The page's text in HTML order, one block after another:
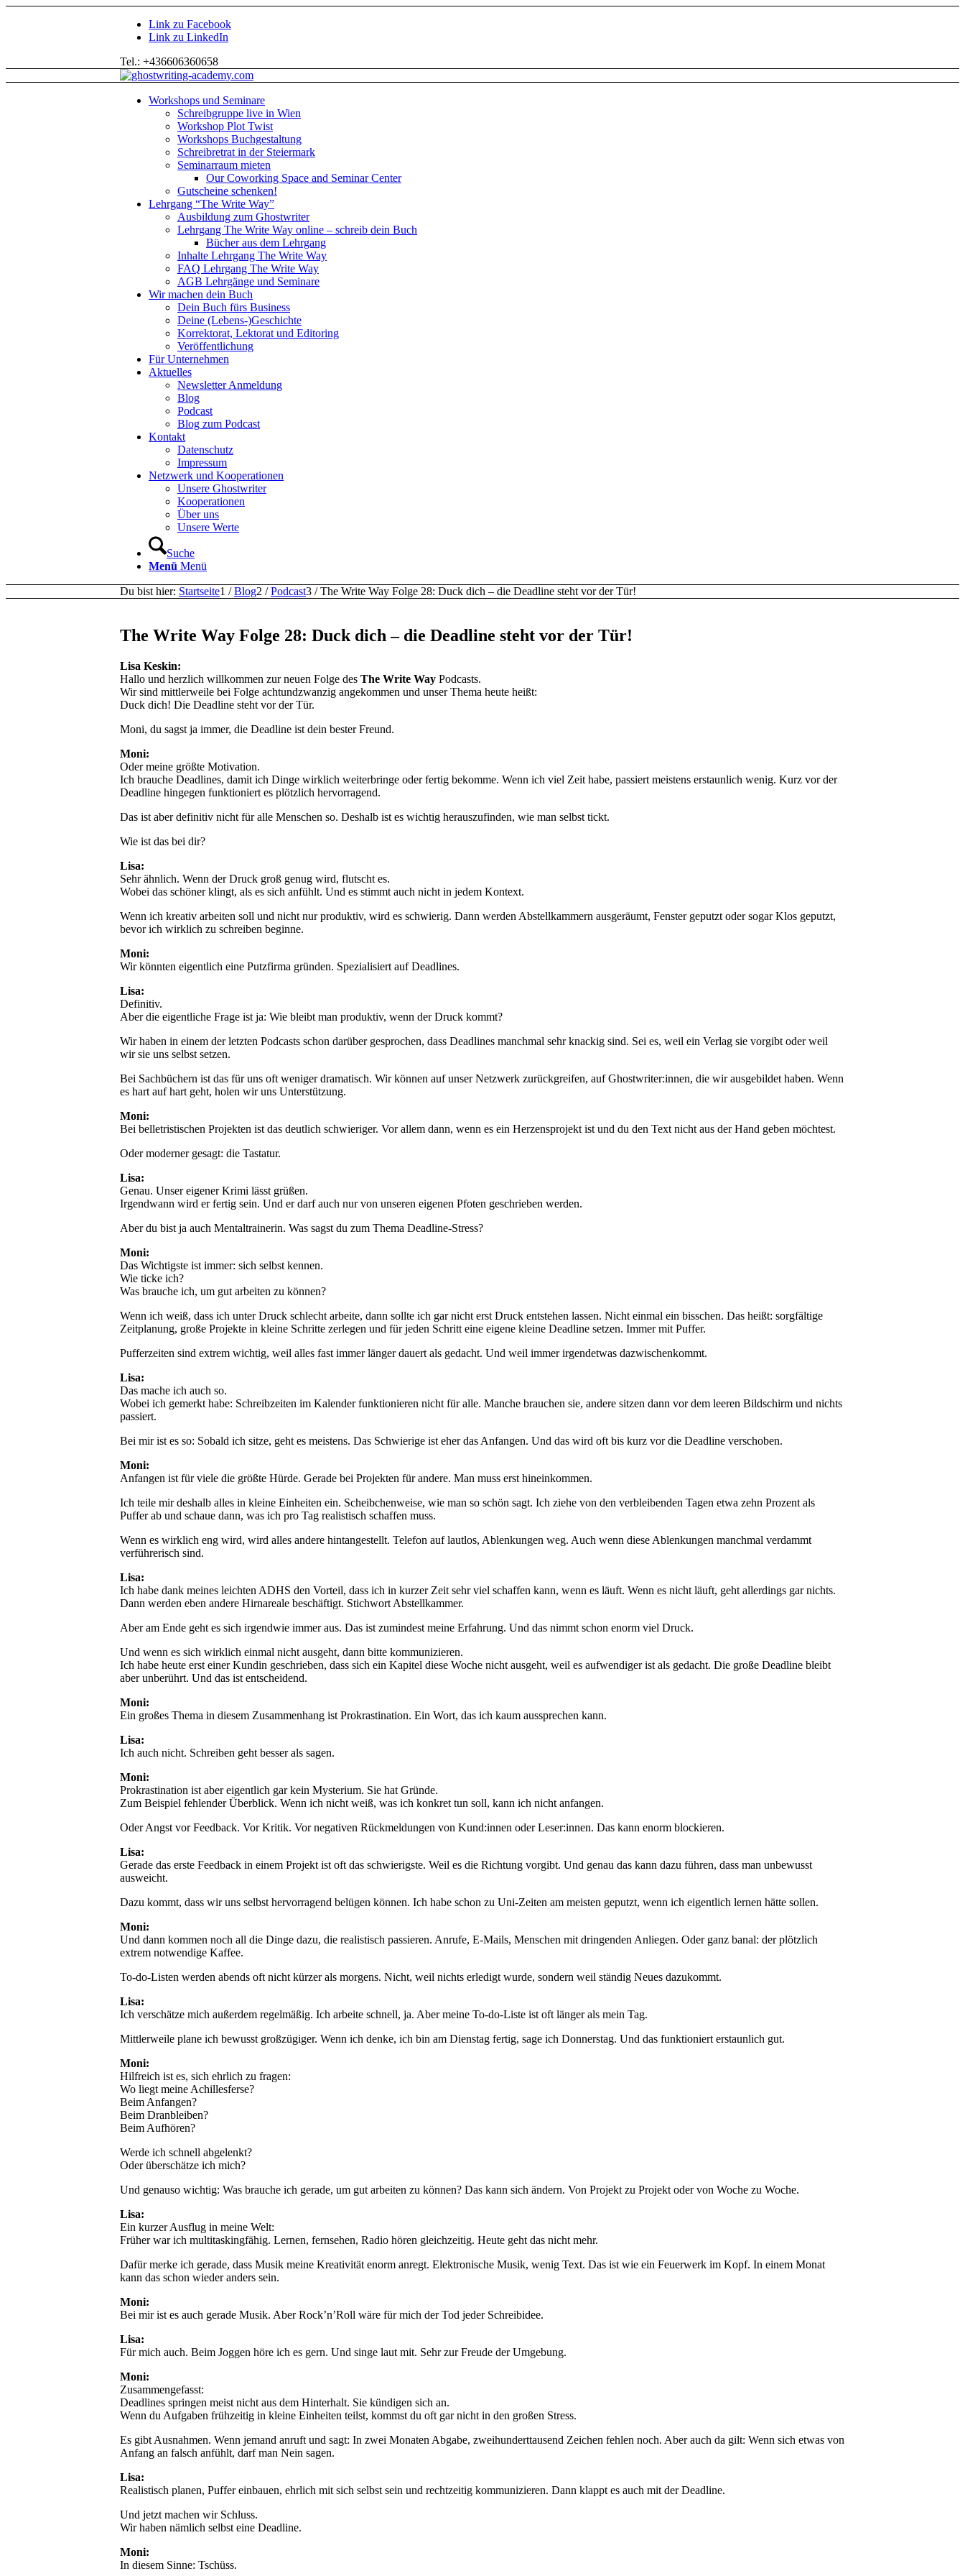
Link zu Facebook
Link zu LinkedIn
Tel.: +436606360658
Workshops und Seminare
Schreibgruppe live in Wien
Workshop Plot Twist
Workshops Buchgestaltung
Schreibretrat in der Steiermark
Seminarraum mieten
Our Coworking Space and Seminar Center
Gutscheine schenken!
Lehrgang “The Write Way”
Ausbildung zum Ghostwriter
Lehrgang The Write Way online – schreib dein Buch
Bücher aus dem Lehrgang
Inhalte Lehrgang The Write Way
FAQ Lehrgang The Write Way
AGB Lehrgänge und Seminare
Wir machen dein Buch
Dein Buch fürs Business
Deine (Lebens-)Geschichte
Korrektorat, Lektorat und Editoring
Veröffentlichung
Für Unternehmen
Aktuelles
Newsletter Anmeldung
Blog
Podcast
Blog zum Podcast
Kontakt
Datenschutz
Impressum
Netzwerk und Kooperationen
Unsere Ghostwriter
Kooperationen
Über uns
Unsere Werte
Suche
Menü Menü
Du bist hier: Startseite1 / Blog2 / Podcast3 / The Write Way Folge 28: Duck dich – die Deadline steht vor der Tür!
The Write Way Folge 28: Duck dich – die Deadline steht vor der Tür!
Lisa Keskin:
Hallo und herzlich willkommen zur neuen Folge des The Write Way Podcasts.
Wir sind mittlerweile bei Folge achtundzwanzig angekommen und unser Thema heute heißt:
Duck dich! Die Deadline steht vor der Tür.
Moni, du sagst ja immer, die Deadline ist dein bester Freund.
Moni:
Oder meine größte Motivation.
Ich brauche Deadlines, damit ich Dinge wirklich weiterbringe oder fertig bekomme. Wenn ich viel Zeit habe, passiert meistens erstaunlich wenig. Kurz vor der
Deadline hingegen funktioniert es plötzlich hervorragend.
Das ist aber definitiv nicht für alle Menschen so. Deshalb ist es wichtig herauszufinden, wie man selbst tickt.
Wie ist das bei dir?
Lisa:
Sehr ähnlich. Wenn der Druck groß genug wird, flutscht es.
Wobei das schöner klingt, als es sich anfühlt. Und es stimmt auch nicht in jedem Kontext.
Wenn ich kreativ arbeiten soll und nicht nur produktiv, wird es schwierig. Dann werden Abstellkammern ausgeräumt, Fenster geputzt oder sogar Klos geputzt,
bevor ich wirklich zu schreiben beginne.
Moni:
Wir könnten eigentlich eine Putzfirma gründen. Spezialisiert auf Deadlines.
Lisa:
Definitiv.
Aber die eigentliche Frage ist ja: Wie bleibt man produktiv, wenn der Druck kommt?
Wir haben in einem der letzten Podcasts schon darüber gesprochen, dass Deadlines manchmal sehr knackig sind. Sei es, weil ein Verlag sie vorgibt oder weil
wir sie uns selbst setzen.
Bei Sachbüchern ist das für uns oft weniger dramatisch. Wir können auf unser Netzwerk zurückgreifen, auf Ghostwriter:innen, die wir ausgebildet haben. Wenn
es hart auf hart geht, holen wir uns Unterstützung.
Moni:
Bei belletristischen Projekten ist das deutlich schwieriger. Vor allem dann, wenn es ein Herzensprojekt ist und du den Text nicht aus der Hand geben möchtest.
Oder moderner gesagt: die Tastatur.
Lisa:
Genau. Unser eigener Krimi lässt grüßen.
Irgendwann wird er fertig sein. Und er darf auch nur von unseren eigenen Pfoten geschrieben werden.
Aber du bist ja auch Mentaltrainerin. Was sagst du zum Thema Deadline-Stress?
Moni:
Das Wichtigste ist immer: sich selbst kennen.
Wie ticke ich?
Was brauche ich, um gut arbeiten zu können?
Wenn ich weiß, dass ich unter Druck schlecht arbeite, dann sollte ich gar nicht erst Druck entstehen lassen. Nicht einmal ein bisschen. Das heißt: sorgfältige
Zeitplanung, große Projekte in kleine Schritte zerlegen und für jeden Schritt eine eigene kleine Deadline setzen. Immer mit Puffer.
Pufferzeiten sind extrem wichtig, weil alles fast immer länger dauert als gedacht. Und weil immer irgendetwas dazwischenkommt.
Lisa:
Das mache ich auch so.
Wobei ich gemerkt habe: Schreibzeiten im Kalender funktionieren nicht für alle. Manche brauchen sie, andere sitzen dann vor dem leeren Bildschirm und nichts
passiert.
Bei mir ist es so: Sobald ich sitze, geht es meistens. Das Schwierige ist eher das Anfangen. Und das wird oft bis kurz vor die Deadline verschoben.
Moni:
Anfangen ist für viele die größte Hürde. Gerade bei Projekten für andere. Man muss erst hineinkommen.
Ich teile mir deshalb alles in kleine Einheiten ein. Scheibchenweise, wie man so schön sagt. Ich ziehe von den verbleibenden Tagen etwa zehn Prozent als
Puffer ab und schaue dann, was ich pro Tag realistisch schaffen muss.
Wenn es wirklich eng wird, wird alles andere hintangestellt. Telefon auf lautlos, Ablenkungen weg. Auch wenn diese Ablenkungen manchmal verdammt
verführerisch sind.
Lisa:
Ich habe dank meines leichten ADHS den Vorteil, dass ich in kurzer Zeit sehr viel schaffen kann, wenn es läuft. Wenn es nicht läuft, geht allerdings gar nichts.
Dann werden eben andere Hirnareale beschäftigt. Stichwort Abstellkammer.
Aber am Ende geht es sich irgendwie immer aus. Das ist zumindest meine Erfahrung. Und das nimmt schon enorm viel Druck.
Und wenn es sich wirklich einmal nicht ausgeht, dann bitte kommunizieren.
Ich habe heute erst einer Kundin geschrieben, dass sich ein Kapitel diese Woche nicht ausgeht, weil es aufwendiger ist als gedacht. Die große Deadline bleibt
aber unberührt. Und das ist entscheidend.
Moni:
Ein großes Thema in diesem Zusammenhang ist Prokrastination. Ein Wort, das ich kaum aussprechen kann.
Lisa:
Ich auch nicht. Schreiben geht besser als sagen.
Moni:
Prokrastination ist aber eigentlich gar kein Mysterium. Sie hat Gründe.
Zum Beispiel fehlender Überblick. Wenn ich nicht weiß, was ich konkret tun soll, kann ich nicht anfangen.
Oder Angst vor Feedback. Vor Kritik. Vor negativen Rückmeldungen von Kund:innen oder Leser:innen. Das kann enorm blockieren.
Lisa:
Gerade das erste Feedback in einem Projekt ist oft das schwierigste. Weil es die Richtung vorgibt. Und genau das kann dazu führen, dass man unbewusst
ausweicht.
Dazu kommt, dass wir uns selbst hervorragend belügen können. Ich habe schon zu Uni-Zeiten am meisten geputzt, wenn ich eigentlich lernen hätte sollen.
Moni:
Und dann kommen noch all die Dinge dazu, die realistisch passieren. Anrufe, E-Mails, Menschen mit dringenden Anliegen. Oder ganz banal: der plötzlich
extrem notwendige Kaffee.
To-do-Listen werden abends oft nicht kürzer als morgens. Nicht, weil nichts erledigt wurde, sondern weil ständig Neues dazukommt.
Lisa:
Ich verschätze mich außerdem regelmäßig. Ich arbeite schnell, ja. Aber meine To-do-Liste ist oft länger als mein Tag.
Mittlerweile plane ich bewusst großzügiger. Wenn ich denke, ich bin am Dienstag fertig, sage ich Donnerstag. Und das funktioniert erstaunlich gut.
Moni:
Hilfreich ist es, sich ehrlich zu fragen:
Wo liegt meine Achillesferse?
Beim Anfangen?
Beim Dranbleiben?
Beim Aufhören?
Werde ich schnell abgelenkt?
Oder überschätze ich mich?
Und genauso wichtig: Was brauche ich gerade, um gut arbeiten zu können? Das kann sich ändern. Von Projekt zu Projekt oder von Woche zu Woche.
Lisa:
Ein kurzer Ausflug in meine Welt:
Früher war ich multitaskingfähig. Lernen, fernsehen, Radio hören gleichzeitig. Heute geht das nicht mehr.
Dafür merke ich gerade, dass Musik meine Kreativität enorm anregt. Elektronische Musik, wenig Text. Das ist wie ein Feuerwerk im Kopf. In einem Monat
kann das schon wieder anders sein.
Moni:
Bei mir ist es auch gerade Musik. Aber Rock’n’Roll wäre für mich der Tod jeder Schreibidee.
Lisa:
Für mich auch. Beim Joggen höre ich es gern. Und singe laut mit. Sehr zur Freude der Umgebung.
Moni:
Zusammengefasst:
Deadlines springen meist nicht aus dem Hinterhalt. Sie kündigen sich an.
Wenn du Aufgaben frühzeitig in kleine Einheiten teilst, kommst du oft gar nicht in den großen Stress.
Es gibt Ausnahmen. Wenn jemand anruft und sagt: In zwei Monaten Abgabe, zweihunderttausend Zeichen fehlen noch. Aber auch da gilt: Wenn sich etwas von
Anfang an falsch anfühlt, darf man Nein sagen.
Lisa:
Realistisch planen, Puffer einbauen, ehrlich mit sich selbst sein und rechtzeitig kommunizieren. Dann klappt es auch mit der Deadline.
Und jetzt machen wir Schluss.
Wir haben nämlich selbst eine Deadline.
Moni:
In diesem Sinne: Tschüss.